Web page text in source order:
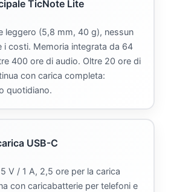
TicNote Lite
leggero (5,8 mm, 40 g), nessun
i costi. Memoria integrata da 64
400 ore di audio. Oltre 20 ore di
con carica completa:
quotidiano.
USB-C
V / 1 A, 2,5 ore per la carica
con caricabatterie per telefoni e